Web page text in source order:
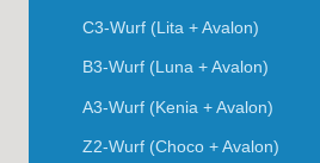
C3-Wurf (Lita + Avalon)
B3-Wurf (Luna + Avalon)
A3-Wurf (Kenia + Avalon)
Z2-Wurf (Choco + Avalon)